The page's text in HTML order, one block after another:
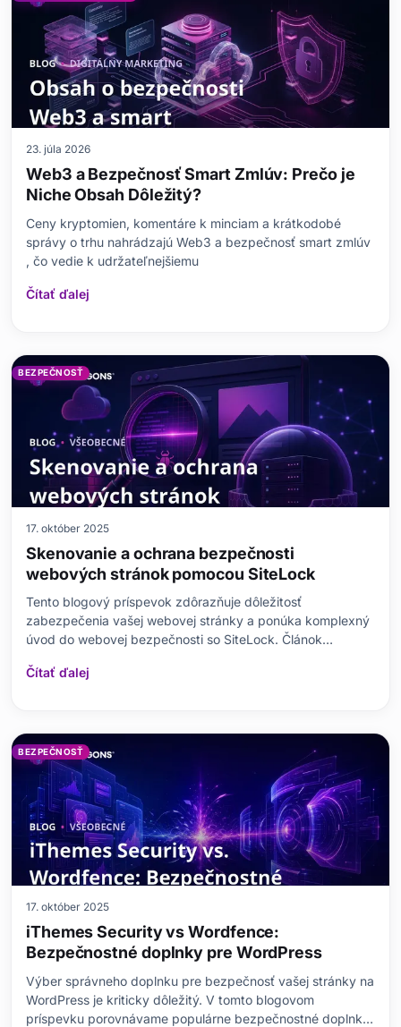
23. júla 2026
Web3 a Bezpečnosť Smart Zmlúv: Prečo je
Niche Obsah Dôležitý?
Ceny kryptomien, komentáre k minciam a krátkodobé
správy o trhu nahrádzajú Web3 a bezpečnosť smart zmlúv
, čo vedie k udržateľnejšiemu
Čítať ďalej
BEZPEČNOSŤ
17. október 2025
Skenovanie a ochrana bezpečnosti
webových stránok pomocou SiteLock
Tento blogový príspevok zdôrazňuje dôležitosť
zabezpečenia vašej webovej stránky a ponúka komplexný
úvod do webovej bezpečnosti so SiteLock. Článok
stránok kritické, a podrobne opisuje hlavné funkcie, ktoré
Čítať ďalej
BEZPEČNOSŤ
17. október 2025
iThemes Security vs Wordfence:
Bezpečnostné doplnky pre WordPress
Výber správneho doplnku pre bezpečnosť vašej stránky na
WordPress je kriticky dôležitý. V tomto blogovom
príspevku porovnávame populárne bezpečnostné doplnky